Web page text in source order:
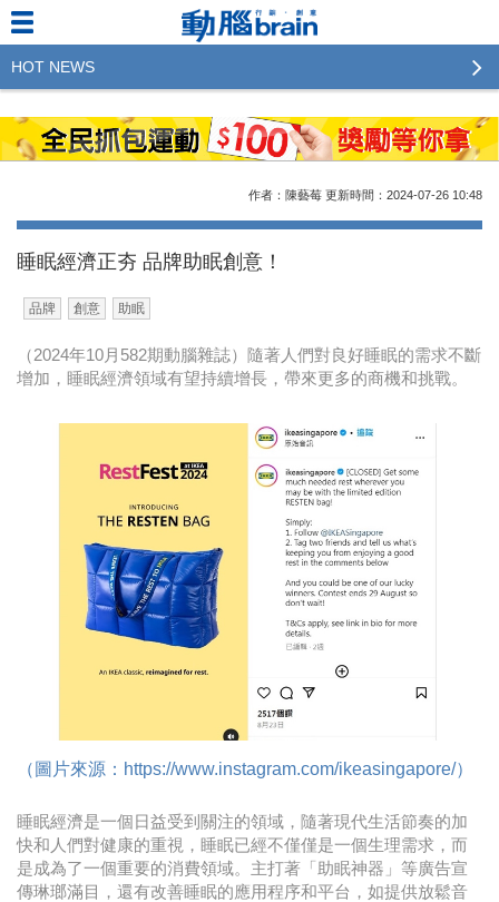
作者：陳藝莓 更新時間：2024-07-26 10:48
睡眠經濟正夯 品牌助眠創意！
品牌 創意 助眠
（2024年10月582期動腦雜誌）隨著人們對良好睡眠的需求不斷
增加，睡眠經濟領域有望持續增長，帶來更多的商機和挑戰。
（圖片來源：https://www.instagram.com/ikeasingapore/）
睡眠經濟是一個日益受到關注的領域，隨著現代生活節奏的加
快和人們對健康的重視，睡眠已經不僅僅是一個生理需求，而
是成為了一個重要的消費領域。主打著「助眠神器」等廣告宣
傳琳瑯滿目，還有改善睡眠的應用程序和平台，如提供放鬆音
HOT NEWS
2023行銷傳播傑出貢獻獎 啟動徵件！期許參賽作品
更創新及具影響力
2022行銷傳播傑出貢獻獎得獎名單揭曉，近400位行
感美照
2023台灣民生快消品牌排行 14億次國民消費揭曉品
牌足跡贏家
CSD中衛營運長張德成：中衛跳脫框架 玩出口罩新
金獎的代價 牛恆泰：沒人知道我失去什麼！
台灣百事食品 注重品牌體驗創造差異化
黃麗萍：媒體代理商有幫客戶升級的責任！
牛恆泰：媒體產業蛻變關鍵期，數位轉型該怎麼